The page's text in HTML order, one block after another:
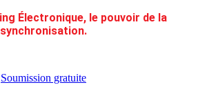
Électronique, le pouvoir de la
synchronisation.
Soumission gratuite